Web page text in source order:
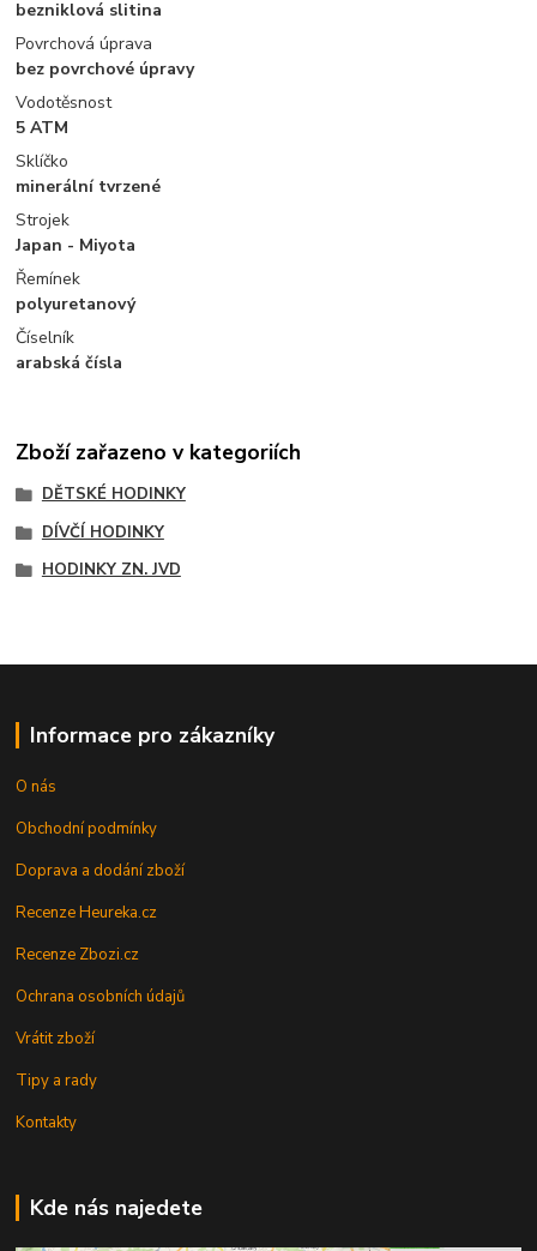
bezniklová slitina
Povrchová úprava
bez povrchové úpravy
Vodotěsnost
5 ATM
Sklíčko
minerální tvrzené
Strojek
Japan - Miyota
Řemínek
polyuretanový
Číselník
arabská čísla
Zboží zařazeno v kategoriích
DĚTSKÉ HODINKY
DÍVČÍ HODINKY
HODINKY ZN. JVD
Informace pro zákazníky
O nás
Obchodní podmínky
Doprava a dodání zboží
Recenze Heureka.cz
Recenze Zbozi.cz
Ochrana osobních údajů
Vrátit zboží
Tipy a rady
Kontakty
Kde nás najedete